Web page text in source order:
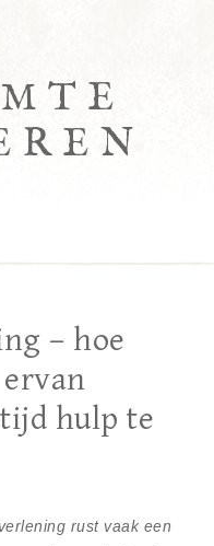
– hoe
hulp te
rust vaak een